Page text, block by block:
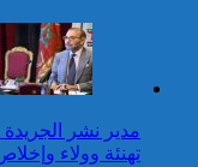
عيد العرش المجيد:
تهنئة وولاء وإخلاص إلى
كاريكاتير
مدير نشر الجريدة
تهنئة وولاء